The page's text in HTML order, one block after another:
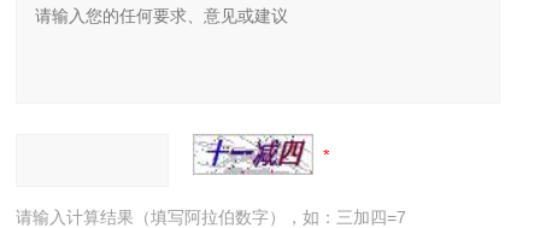
请输入计算结果（填写阿拉伯数字），如：三加四=7